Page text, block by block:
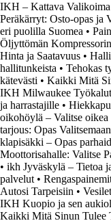
IKH – Kattava
Peräkärryt: Osto-opas ja
eri puolilla Suomea •
Öljyttömän
Hinta ja Saatavuus •
hallitunkeista • Tehokas
kätevästi • Kaikki Mitä
IKH Milwaukee
ja harrastajille •
oikohöylä – Valitse
tarjous: Opas
klapisäkki – Opas
Moottorisahalle: Valitse
• ikh Jyväskylä – Tietoa
palvelut •
Autosi Tarpeisiin •
IKH Kuopio ja sen
Kaikki Mitä Sinun Tulee